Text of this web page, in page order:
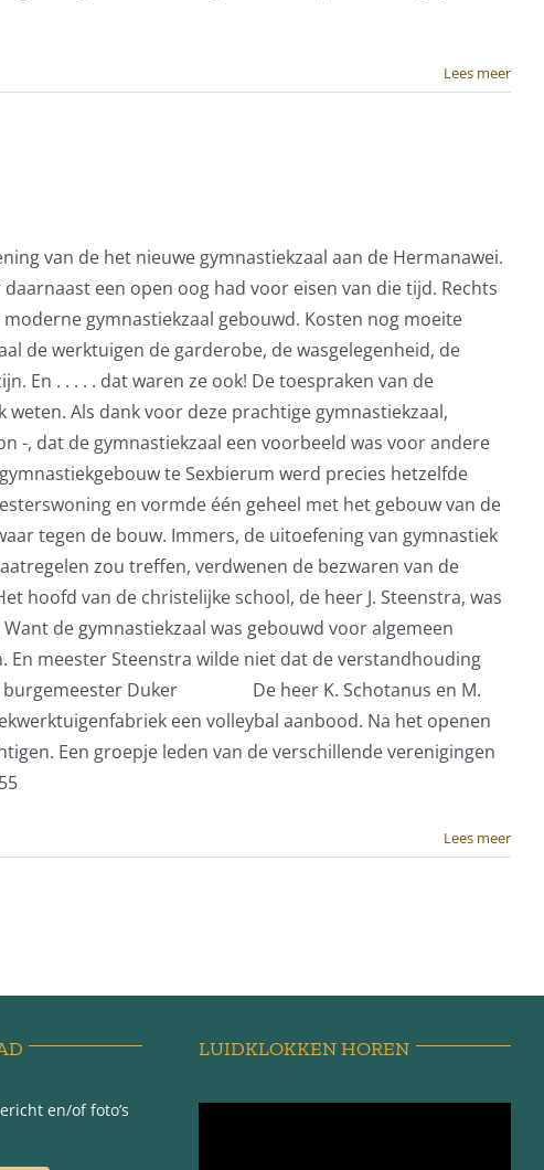
Lees meer
van de het nieuwe gymnastiekzaal aan de Hermanawei.
een open oog had voor eisen van die tijd. Rechts
gymnastiekzaal gebouwd. Kosten nog moeite
de werktuigen de garderobe, de wasgelegenheid, de
En . . . . . dat waren ze ook! De toespraken van de
Als dank voor deze prachtige gymnastiekzaal,
-, dat de gymnastiekzaal een voorbeeld was voor andere
te Sexbierum werd precies hetzelfde
en vormde één geheel met het gebouw van de
tegen de bouw. Immers, de uitoefening van gymnastiek
zou treffen, verdwenen de bezwaren van de
hoofd van de christelijke school, de heer J. Steenstra, was
de gymnastiekzaal was gebouwd voor algemeen
meester Steenstra wilde niet dat de verstandhouding
burgemeester Duker De heer K. Schotanus en M.
een volleybal aanbood. Na het openen
Een groepje leden van de verschillende verenigingen
Lees meer
en/of foto’s
LUIDKLOKKEN HOREN